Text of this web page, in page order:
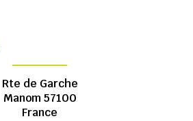
Rte de Garche
Manom 57100
France